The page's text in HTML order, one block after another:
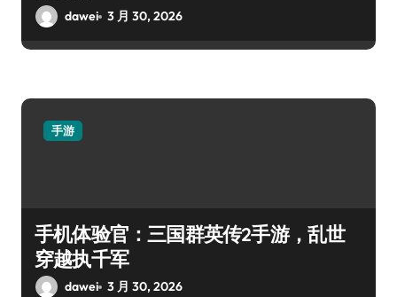
dawei 3 月 30, 2026
手游
手机体验官：三国群英传2手游，乱世
穿越执千军
dawei 3 月 30, 2026